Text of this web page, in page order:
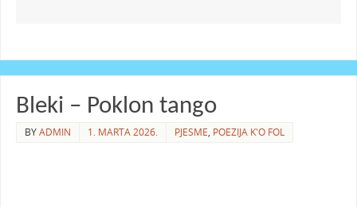
Bleki – Poklon tango
BYADMIN 1. MARTA 2026. PJESME, POEZIJA K'O FOL